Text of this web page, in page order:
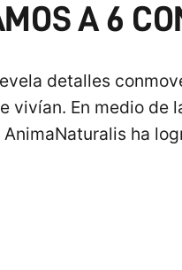
A 6
detalles
vivían. En medio
AnimaNaturalis ha